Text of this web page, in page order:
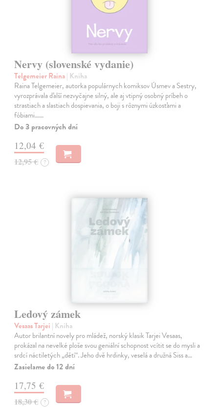
Nervy (slovenské vydanie)
Telgemeier Raina| Kniha
Raina Telgemeier, autorka populárnych komiksov Úsmev a Sestry,
vyrozprávala ďalší nezvyčajne silný, ale aj vtipný osobný príbeh o
strastiach a slastiach dospievania, o boji s rôznymi úzkosťami a
fóbiami...…
Do 3 pracovných dní
12,04 €
12,95 € ?
Ledový zámek
Vesaas Tarjei | Kniha
Autor brilantní novely pro mládež, norský klasik Tarjei Vesaas,
prokázal na nevelké ploše svou geniální schopnost vcítit se do mysli a
srdcí náctiletých „dětí“. Jeho dvě hrdinky, veselá a družná Siss a…
Zasielame do 12 dní
17,75 €
18,30 € ?